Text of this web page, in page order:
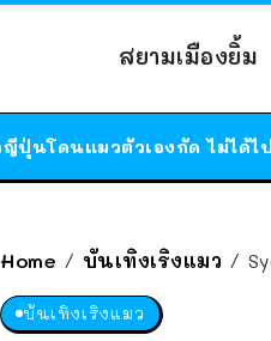
สยามเมืองยิ้ม
Home / บันเทิงเริงแมว /
บันเทิงเริงแมว